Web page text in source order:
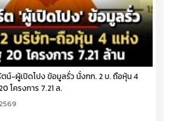
น์-ผู้เปิดโปง ข้อมูลรั่ว นั่งกก. 2 บ. ถือหุ้น 4
โครงการ 7.21 ล.